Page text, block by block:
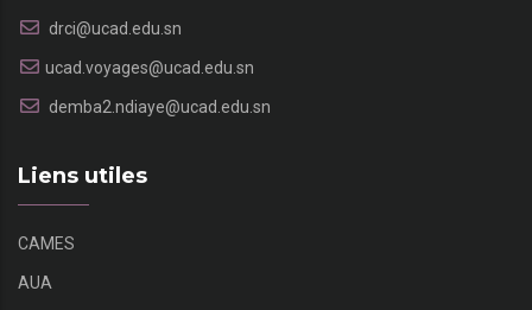
drci@ucad.edu.sn
ucad.voyages@ucad.edu.sn
demba2.ndiaye@ucad.edu.sn
Liens utiles
CAMES
AUA